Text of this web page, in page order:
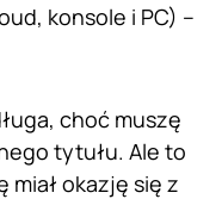
konsole i PC) –
choć muszę
tytułu. Ale to
miał okazję się z